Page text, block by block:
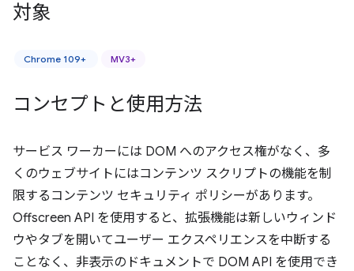
対象
Chrome 109+ MV3+
コンセプトと使用方法
サービス ワーカーには DOM へのアクセス権がなく、多
くのウェブサイトにはコンテンツ スクリプトの機能を制
限するコンテンツ セキュリティ ポリシーがあります。
Offscreen API を使用すると、拡張機能は新しいウィンド
ウやタブを開いてユーザー エクスペリエンスを中断する
ことなく、非表示のドキュメントで DOM API を使用でき